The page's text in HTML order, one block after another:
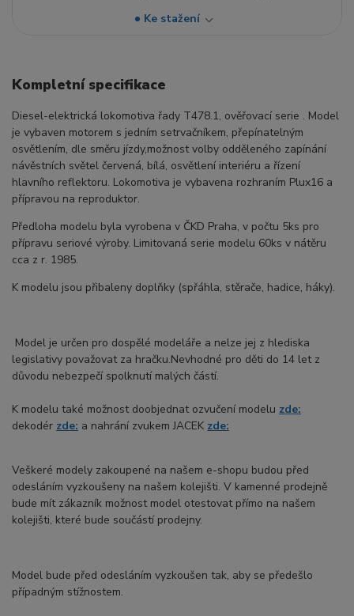
Ke stažení
Kompletní specifikace
Diesel-elektrická lokomotiva řady T478.1, ověřovací serie . Model
je vybaven motorem s jedním setrvačníkem, přepínatelným
osvětlením, dle směru jízdy,možnost volby odděleného zapínání
návěstních světel červená, bílá, osvětlení interiéru a řízení
hlavního reflektoru. Lokomotiva je vybavena rozhraním Plux16 a
přípravou na reproduktor.
Předloha modelu byla vyrobena v ČKD Praha, v počtu 5ks pro
přípravu seriové výroby. Limitovaná serie modelu 60ks v nátěru
cca z r. 1985.
K modelu jsou přibaleny doplňky (spřáhla, stěrače, hadice, háky).
Model je určen pro dospělé modeláře a nelze jej z hlediska
legislativy považovat za hračku.Nevhodné pro děti do 14 let z
důvodu nebezpečí spolknutí malých částí.
K modelu také možnost doobjednat ozvučení modelu zde:
dekodér zde: a nahrání zvukem JACEK zde:
Veškeré modely zakoupené na našem e-shopu budou před
odesláním vyzkoušeny na našem kolejišti. V kamenné prodejně
bude mít zákazník možnost model otestovat přímo na našem
kolejišti, které bude součástí prodejny.
Model bude před odesláním vyzkoušen tak, aby se předešlo
případným stížnostem.